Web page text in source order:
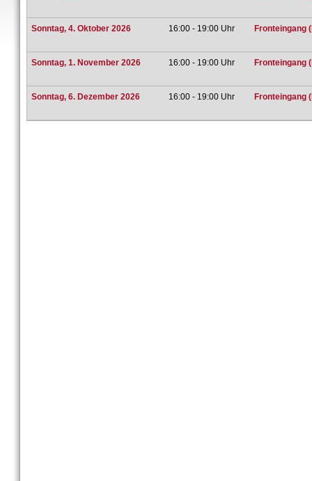
Sonntag, 4. Oktober 2026 16:00 - 19:00 Uhr Fronteingang
Sonntag, 1. November 2026 16:00 - 19:00 Uhr Fronteingang
Sonntag, 6. Dezember 2026 16:00 - 19:00 Uhr Fronteingang